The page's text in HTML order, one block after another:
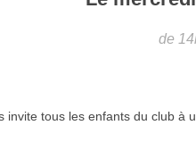
de
invite tous les enfants du club à